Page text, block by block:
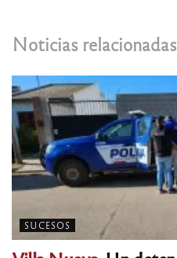
Noticias relacionadas
SUCESOS